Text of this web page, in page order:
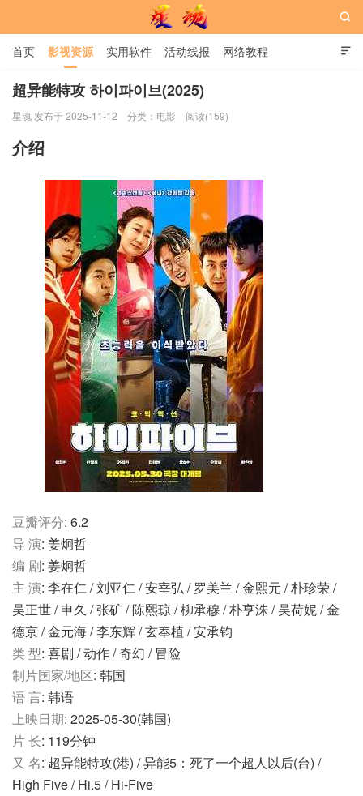

首页 影视资源 实用软件 活动线报 网络教程
用户中心 书籍 娱乐

超异能特攻 하이파이브(2025)
星魂 发布于 2025-11-12 分类： 电影 阅读(159)
介绍
豆瓣评分: 6.2
导 演: 姜炯哲
编 剧: 姜炯哲
主 演: 李在仁 / 刘亚仁 / 安宰弘 / 罗美兰 / 金熙元 / 朴珍荣 /
吴正世 / 申久 / 张矿 / 陈熙琼 / 柳承穆 / 朴亨洙 / 吴荷妮 / 金
德京 / 金元海 / 李东辉 / 玄奉植 / 安承钧
类 型: 喜剧 / 动作 / 奇幻 / 冒险
制片国家/地区: 韩国
语 言: 韩语
上映日期: 2025-05-30(韩国)
片 长: 119分钟
又 名: 超异能特攻(港) / 异能5：死了一个超人以后(台) /
High Five / Hi.5 / Hi-Five